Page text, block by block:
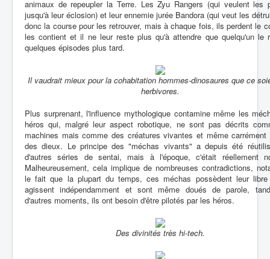
animaux de repeupler la Terre. Les Zyu Rangers (qui veulent les
jusqu'à leur éclosion) et leur ennemie jurée Bandora (qui veut les
donc la course pour les retrouver, mais à chaque fois, ils perdent le
les contient et il ne leur reste plus qu'à attendre que quelqu'un le
quelques épisodes plus tard.
Il vaudrait mieux pour la cohabitation hommes-dinosaures que ce
herbivores.
Plus surprenant, l'influence mythologique contamine même les
héros qui, malgré leur aspect robotique, ne sont pas décrits
machines mais comme des créatures vivantes et même carrément
des dieux. Le principe des "méchas vivants" a depuis été
d'autres séries de sentai, mais à l'époque, c'était réellement
Malheureusement, cela implique de nombreuses contradictions,
le fait que la plupart du temps, ces méchas possèdent leur libre
agissent indépendamment et sont même doués de parole,
d'autres moments, ils ont besoin d'être pilotés par les héros.
Des divinités très hi-tech.